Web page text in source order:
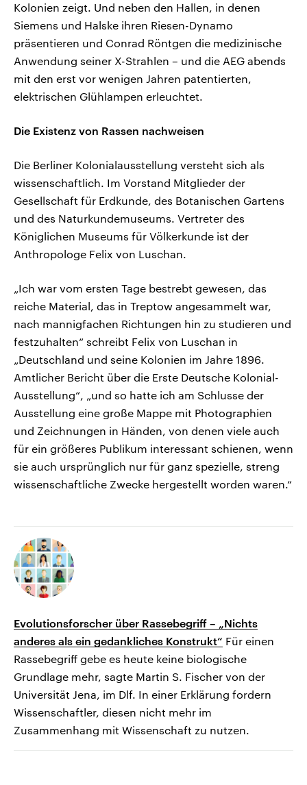
Kolonien zeigt. Und neben den Hallen, in denen
Siemens und Halske ihren Riesen-Dynamo
präsentieren und Conrad Röntgen die medizinische
Anwendung seiner X-Strahlen – und die AEG abends
mit den erst vor wenigen Jahren patentierten,
elektrischen Glühlampen erleuchtet.
Die Existenz von Rassen nachweisen
Die Berliner Kolonialausstellung versteht sich als
wissenschaftlich. Im Vorstand Mitglieder der
Gesellschaft für Erdkunde, des Botanischen Gartens
und des Naturkundemuseums. Vertreter des
Königlichen Museums für Völkerkunde ist der
Anthropologe Felix von Luschan.
„Ich war vom ersten Tage bestrebt gewesen, das
reiche Material, das in Treptow angesammelt war,
nach mannigfachen Richtungen hin zu studieren und
festzuhalten“ schreibt Felix von Luschan in
„Deutschland und seine Kolonien im Jahre 1896.
Amtlicher Bericht über die Erste Deutsche Kolonial-
Ausstellung“, „und so hatte ich am Schlusse der
Ausstellung eine große Mappe mit Photographien
und Zeichnungen in Händen, von denen viele auch
für ein größeres Publikum interessant schienen, wenn
sie auch ursprünglich nur für ganz spezielle, streng
wissenschaftliche Zwecke hergestellt worden waren.“
Evolutionsforscher über Rassebegriff – „Nichts
anderes als ein gedankliches Konstrukt“ Für einen
Rassebegriff gebe es heute keine biologische
Grundlage mehr, sagte Martin S. Fischer von der
Universität Jena, im Dlf. In einer Erklärung fordern
Wissenschaftler, diesen nicht mehr im
Zusammenhang mit Wissenschaft zu nutzen.